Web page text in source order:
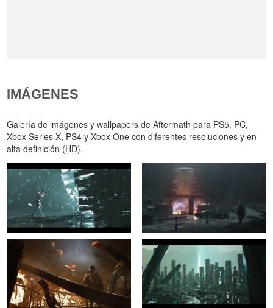
IMÁGENES
Galería de imágenes y wallpapers de Aftermath para PS5, PC,
Xbox Series X, PS4 y Xbox One con diferentes resoluciones y en
alta definición (HD).